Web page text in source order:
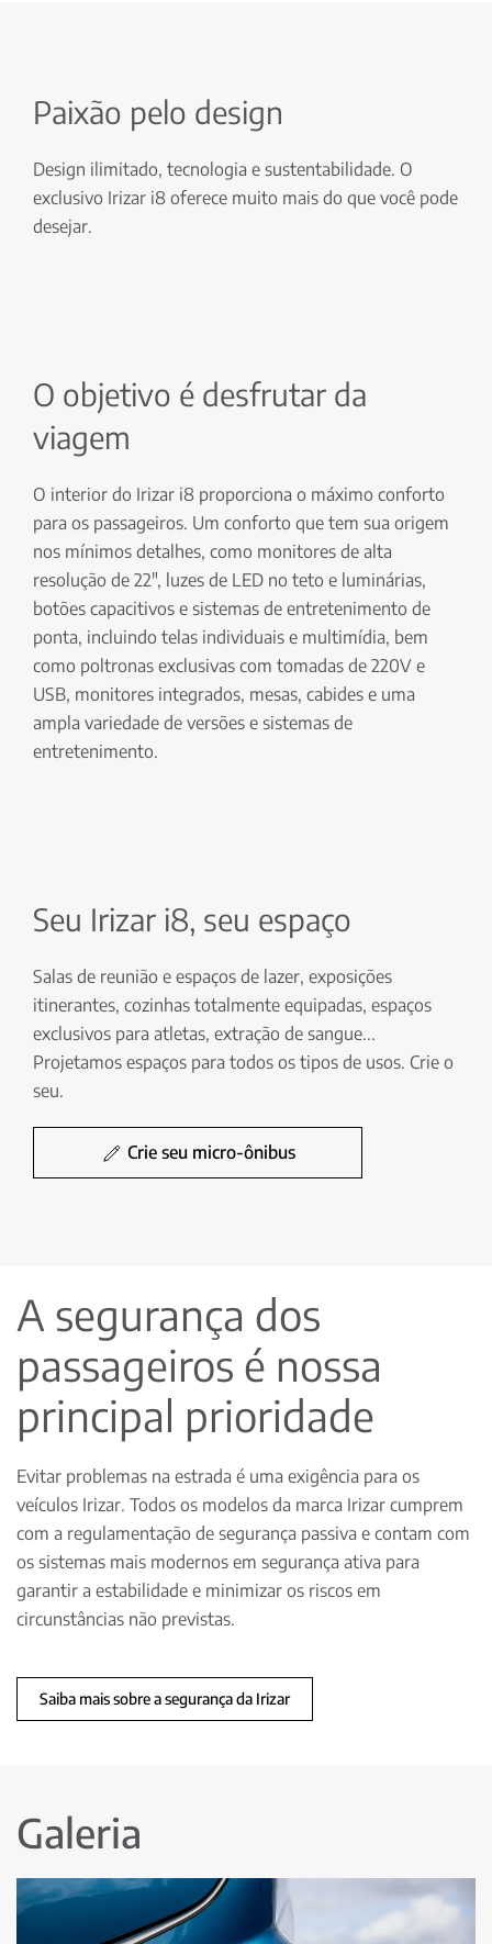
Paixão pelo design
Design ilimitado, tecnologia e sustentabilidade. O
exclusivo Irizar i8 oferece muito mais do que você pode
desejar.
O objetivo é desfrutar da
viagem
O interior do Irizar i8 proporciona o máximo conforto
para os passageiros. Um conforto que tem sua origem
nos mínimos detalhes, como monitores de alta
resolução de 22", luzes de LED no teto e luminárias,
botões capacitivos e sistemas de entretenimento de
ponta, incluindo telas individuais e multimídia, bem
como poltronas exclusivas com tomadas de 220V e
USB, monitores integrados, mesas, cabides e uma
ampla variedade de versões e sistemas de
entretenimento.
Seu Irizar i8, seu espaço
Salas de reunião e espaços de lazer, exposições
itinerantes, cozinhas totalmente equipadas, espaços
exclusivos para atletas, extração de sangue...
Projetamos espaços para todos os tipos de usos. Crie o
seu.
Crie seu micro-ônibus
A segurança dos
passageiros é nossa
principal prioridade
Evitar problemas na estrada é uma exigência para os
veículos Irizar. Todos os modelos da marca Irizar cumprem
com a regulamentação de segurança passiva e contam com
os sistemas mais modernos em segurança ativa para
garantir a estabilidade e minimizar os riscos em
circunstâncias não previstas.
Saiba mais sobre a segurança da Irizar
Galeria